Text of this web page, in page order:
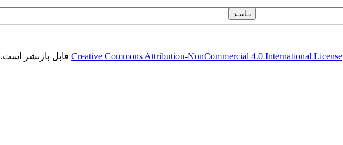
Creative Commons Attribution-NonCommercial 4.0 International Licenseقابل بازنشر است.